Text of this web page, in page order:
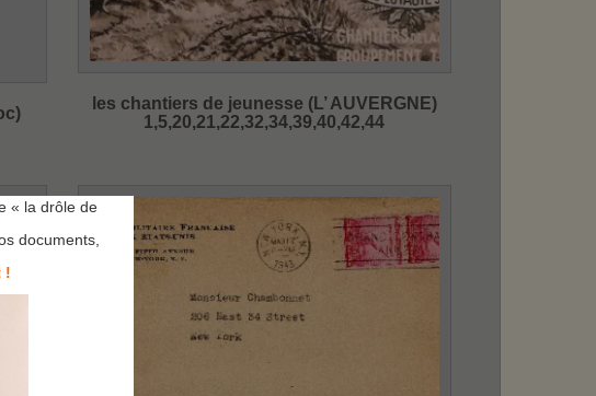
les chantiers de jeunesse (L’ AUVERGNE)
1,5,20,21,22,32,34,39,40,42,44
« la drôle de
documents,
!